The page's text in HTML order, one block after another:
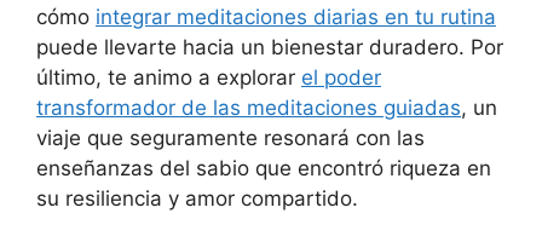
cómo integrar meditaciones diarias en tu rutina
puede llevarte hacia un bienestar duradero. Por
último, te animo a explorar el poder
transformador de las meditaciones guiadas, un
viaje que seguramente resonará con las
enseñanzas del sabio que encontró riqueza en
su resiliencia y amor compartido.